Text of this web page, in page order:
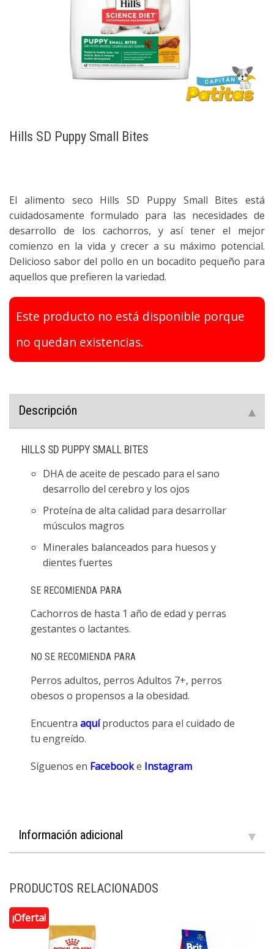
Hills SD Puppy Small Bites
El alimento seco Hills SD Puppy Small Bites está
cuidadosamente formulado para las necesidades de
desarrollo de los cachorros, y así tener el mejor
comienzo en la vida y crecer a su máximo potencial.
Delicioso sabor del pollo en un bocadito pequeño para
aquellos que prefieren la variedad.
Este producto no está disponible porque
no quedan existencias.
Descripción
HILLS SD PUPPY SMALL BITES
DHA de aceite de pescado para el sano
desarrollo del cerebro y los ojos
Proteína de alta calidad para desarrollar
músculos magros
Minerales balanceados para huesos y
dientes fuertes
SE RECOMIENDA PARA
Cachorros de hasta 1 año de edad y perras
gestantes o lactantes.
NO SE RECOMIENDA PARA
Perros adultos, perros Adultos 7+, perros
obesos o propensos a la obesidad.
Encuentra aquíproductos para el cuidado de
tu engreído.
Síguenos en Facebooke Instagram
Información adicional
PRODUCTOS RELACIONADOS
¡Oferta!